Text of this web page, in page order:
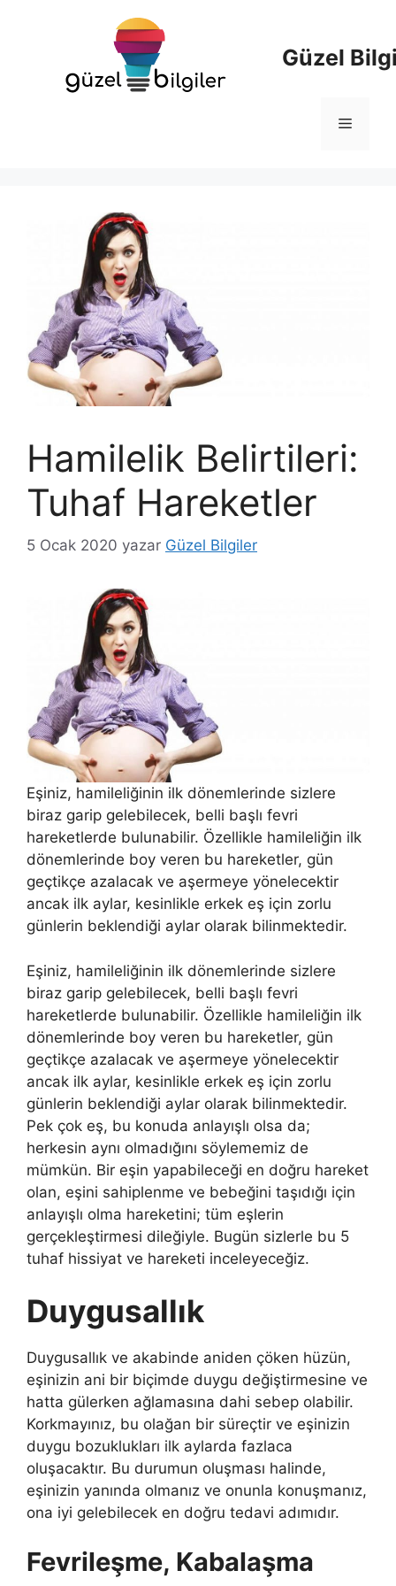
Güzel
Menü
Hamilelik Belirtileri:
Tuhaf Hareketler
5 Ocak 2020 yazar Güzel Bilgiler
Eşiniz, hamileliğinin ilk dönemlerinde sizlere
biraz garip gelebilecek, belli başlı fevri
hareketlerde bulunabilir. Özellikle hamileliğin ilk
dönemlerinde boy veren bu hareketler, gün
geçtikçe azalacak ve aşermeye yönelecektir
ancak ilk aylar, kesinlikle erkek eş için zorlu
günlerin beklendiği aylar olarak bilinmektedir.
Eşiniz, hamileliğinin ilk dönemlerinde sizlere
biraz garip gelebilecek, belli başlı fevri
hareketlerde bulunabilir. Özellikle hamileliğin ilk
dönemlerinde boy veren bu hareketler, gün
geçtikçe azalacak ve aşermeye yönelecektir
ancak ilk aylar, kesinlikle erkek eş için zorlu
günlerin beklendiği aylar olarak bilinmektedir.
Pek çok eş, bu konuda anlayışlı olsa da;
herkesin aynı olmadığını söylememiz de
mümkün. Bir eşin yapabileceği en doğru hareket
olan, eşini sahiplenme ve bebeğini taşıdığı için
anlayışlı olma hareketini; tüm eşlerin
gerçekleştirmesi dileğiyle. Bugün sizlerle bu 5
tuhaf hissiyat ve hareketi inceleyeceğiz.
Duygusallık
Duygusallık ve akabinde aniden çöken hüzün,
eşinizin ani bir biçimde duygu değiştirmesine ve
hatta gülerken ağlamasına dahi sebep olabilir.
Korkmayınız, bu olağan bir süreçtir ve eşinizin
duygu bozuklukları ilk aylarda fazlaca
oluşacaktır. Bu durumun oluşması halinde,
eşinizin yanında olmanız ve onunla konuşmanız,
ona iyi gelebilecek en doğru tedavi adımıdır.
Fevrileşme, Kabalaşma